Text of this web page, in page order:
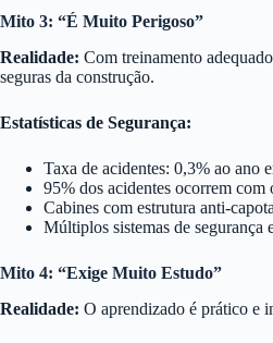
Mito 3: “É Muito Perigoso”
Realidade: Com treinamento
seguras da construção.
Estatísticas de Segurança:
Taxa de acidentes: 0,3% ao ano
95% dos acidentes ocorrem com
Cabines com estrutura anti-
Múltiplos sistemas de segurança
Mito 4: “Exige Muito Estudo”
Realidade: O aprendizado é prático e